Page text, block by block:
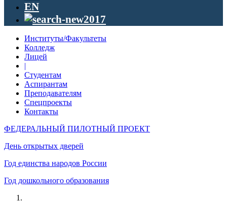
EN
Институты/Факультеты
Колледж
Лицей
|
Студентам
Аспирантам
Преподавателям
Спецпроекты
Контакты
ФЕДЕРАЛЬНЫЙ ПИЛОТНЫЙ ПРОЕКТ
День открытых дверей
Год единства народов России
Год дошкольного образования